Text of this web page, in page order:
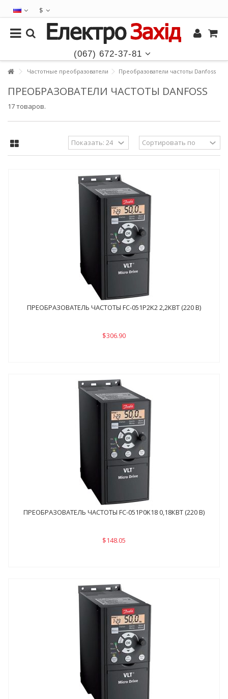
$
(067) 672-37-81
Частотные преобразователи Преобразователи частоты Danfoss
ПРЕОБРАЗОВАТЕЛИ ЧАСТОТЫ DANFOSS
17 товаров.
ПРЕОБРАЗОВАТЕЛЬ ЧАСТОТЫ FC-051P2K2 2,2КВТ (220 В)
$306.90
ПРЕОБРАЗОВАТЕЛЬ ЧАСТОТЫ FC-051P0K18 0,18КВТ (220 В)
$148.05